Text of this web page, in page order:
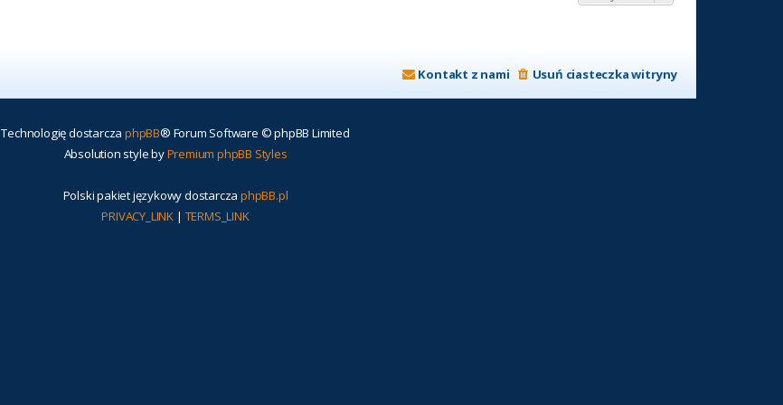
Usuń ciasteczka witryny
Kontakt z nami
Technologię dostarcza phpBB® Forum Software © phpBB Limited
Absolution style byPremium phpBB Styles
Polski pakiet językowy dostarcza phpBB.pl
PRIVACY_LINK | TERMS_LINK